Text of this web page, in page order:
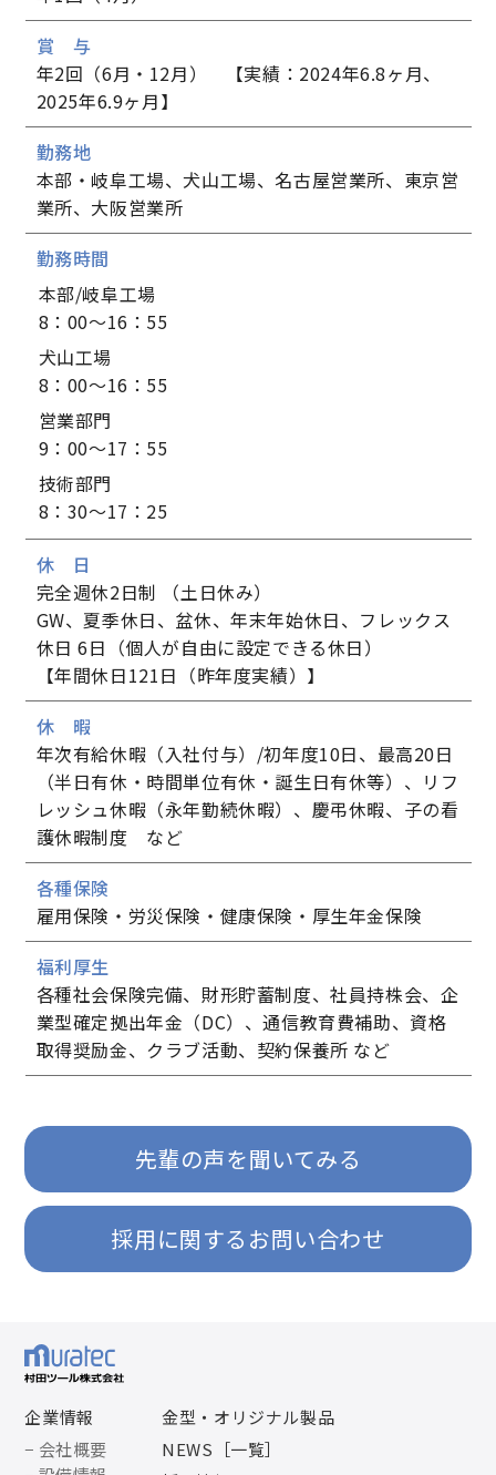
賞 与
年2回（6月・12月） 【実績：2024年6.8ヶ月、
2025年6.9ヶ月】
勤務地
本部・岐阜工場、犬山工場、名古屋営業所、東京営
業所、大阪営業所
勤務時間
本部/岐阜工場
8：00～16：55
犬山工場
8：00～16：55
営業部門
9：00～17：55
技術部門
8：30～17：25
休 日
完全週休2日制 （土日休み）
GW、夏季休日、盆休、年末年始休日、フレックス
休日 6日（個人が自由に設定できる休日）
【年間休日121日（昨年度実績）】
休 暇
年次有給休暇（入社付与）/初年度10日、最高20日
（半日有休・時間単位有休・誕生日有休等）、リフ
レッシュ休暇（永年勤続休暇）、慶弔休暇、子の看
護休暇制度 など
各種保険
雇用保険・労災保険・健康保険・厚生年金保険
福利厚生
各種社会保険完備、財形貯蓄制度、社員持株会、企
業型確定拠出年金（DC）、通信教育費補助、資格
取得奨励金、クラブ活動、契約保養所 など
先輩の声を聞いてみる
採用に関するお問い合わせ
企業情報
− 会社概要
金型・オリジナル製品
NEWS［一覧］